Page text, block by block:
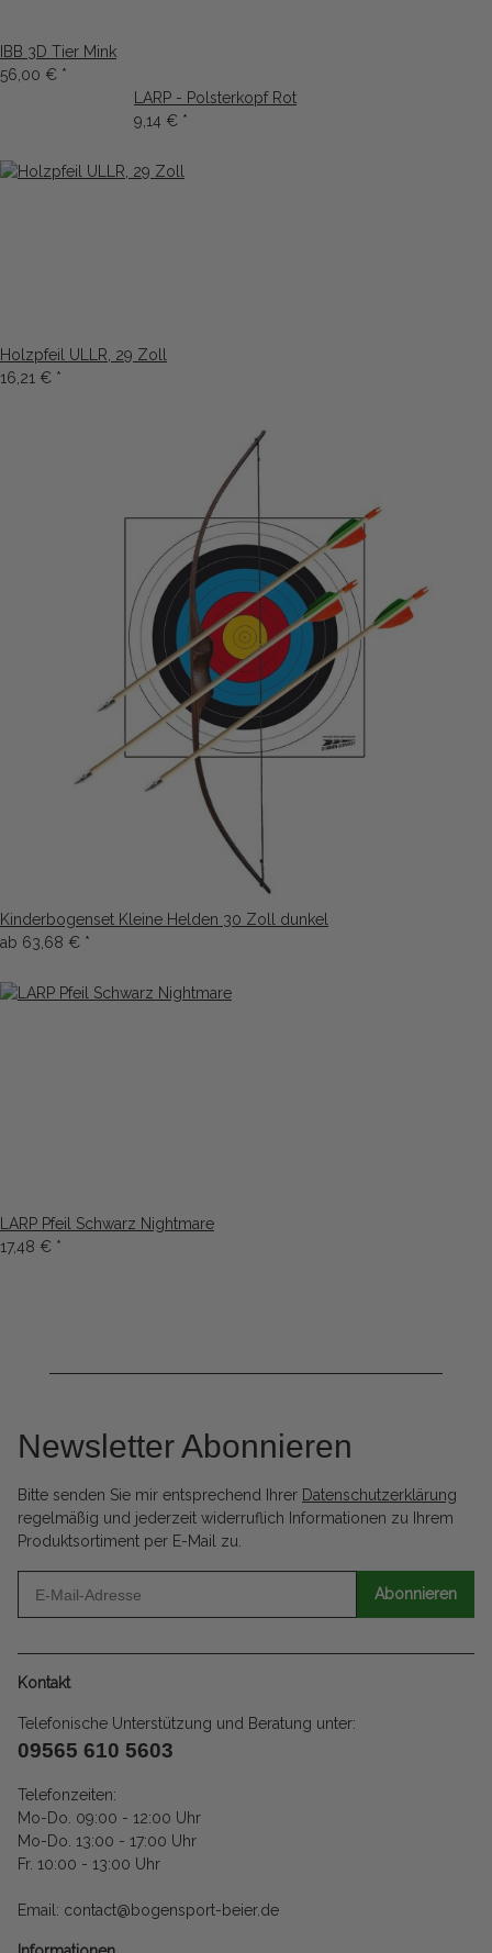
IBB 3D Tier Mink
56,00 € *
LARP - Polsterkopf Rot
9,14 € *
Holzpfeil ULLR, 29 Zoll
16,21 € *
Kinderbogenset Kleine Helden 30 Zoll dunkel
ab 63,68 € *
LARP Pfeil Schwarz Nightmare
17,48 € *
Newsletter Abonnieren
Bitte senden Sie mir entsprechend Ihrer Datenschutzerklärung
regelmäßig und jederzeit widerruflich Informationen zu Ihrem
Produktsortiment per E-Mail zu.
Abonnieren
Kontakt
Telefonische Unterstützung und Beratung unter:
09565 610 5603
Telefonzeiten:
Mo-Do. 09:00 - 12:00 Uhr
Mo-Do. 13:00 - 17:00 Uhr
Fr. 10:00 - 13:00 Uhr
Email: contact@bogensport-beier.de